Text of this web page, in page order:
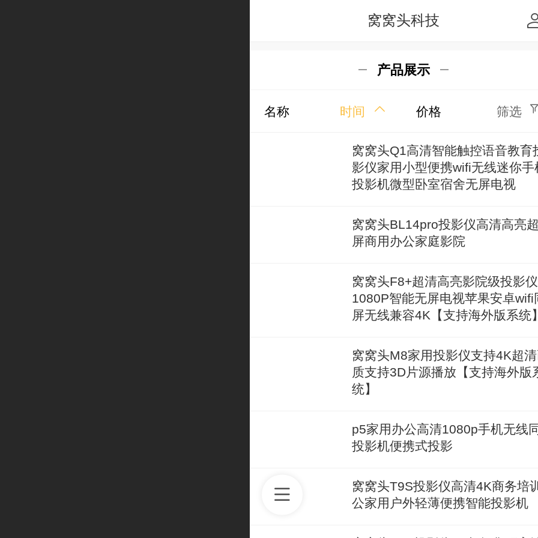
窝窝头科技
产品展示
名称 时间 价格 筛选
窝窝头Q1高清智能触控语音教育
影仪家用小型便携wifi无线迷你手
投影机微型卧室宿舍无屏电视
窝窝头BL14pro投影仪高清高亮
屏商用办公家庭影院
窝窝头F8+超清高亮影院级投影
1080P智能无屏电视苹果安卓wifi
屏无线兼容4K【支持海外版系统】
窝窝头M8家用投影仪支持4K超
质支持3D片源播放【支持海外版
统】
p5家用办公高清1080p手机无线
投影机便携式投影
窝窝头T9S投影仪高清4K商务培
公家用户外轻薄便携智能投影机